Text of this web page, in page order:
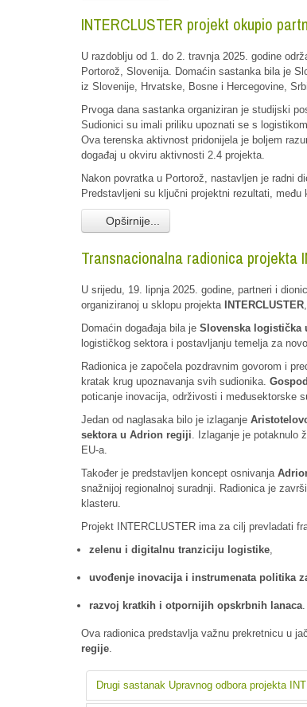
INTERCLUSTER projekt okupio
U razdoblju od 1. do 2. travnja 2025. godine
Portorož, Slovenija. Domaćin sastanka bila je
iz Slovenije, Hrvatske, Bosne i Hercegovine,
Prvoga dana sastanka organiziran je studijski
Sudionici su imali priliku upoznati se s
Ova terenska aktivnost pridonijela je boljem
događaj u okviru aktivnosti 2.4 projekta.
Nakon povratka u Portorož, nastavljen je radni
Predstavljeni su ključni projektni rezultati, među
Opširnije...
Transnacionalna radionica projekta
U srijedu, 19. lipnja 2025. godine, partneri i
organiziranoj u sklopu projekta INTERCLUSTER
Domaćin događaja bila jeSlovenska logistička
logističkog sektora i postavljanju temelja za novo
Radionica je započela pozdravnim govorom i
kratak krug upoznavanja svih sudionika.
poticanje inovacija, održivosti i međusektorske
Jedan od naglasaka bilo je izlaganje
sektora u Adrion regiji . Izlaganje je
EU-a.
Također je predstavljen koncept osnivanja
snažnijoj regionalnoj suradnji. Radionica je
klasteru.
Projekt INTERCLUSTER ima za cilj prevladati
zelenu i digitalnu tranziciju logistike
uvođenje inovacija i instrumenata politika
razvoj kratkih i otpornijih opskrbnih lanaca
Ova radionica predstavlja važnu prekretnicu u
regije
Drugi sastanak Upravnog odbora projekta